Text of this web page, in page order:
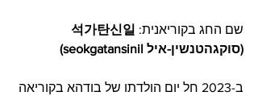
שם החג בקוריאנית:
(סוקגהטנשין-איל seokgatansinil)
ב-2023 חל יום הולדתו של בודהא בקוריאה